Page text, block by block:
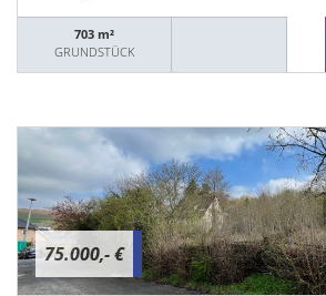
703 m²
GRUNDSTÜCK
75.000,- €